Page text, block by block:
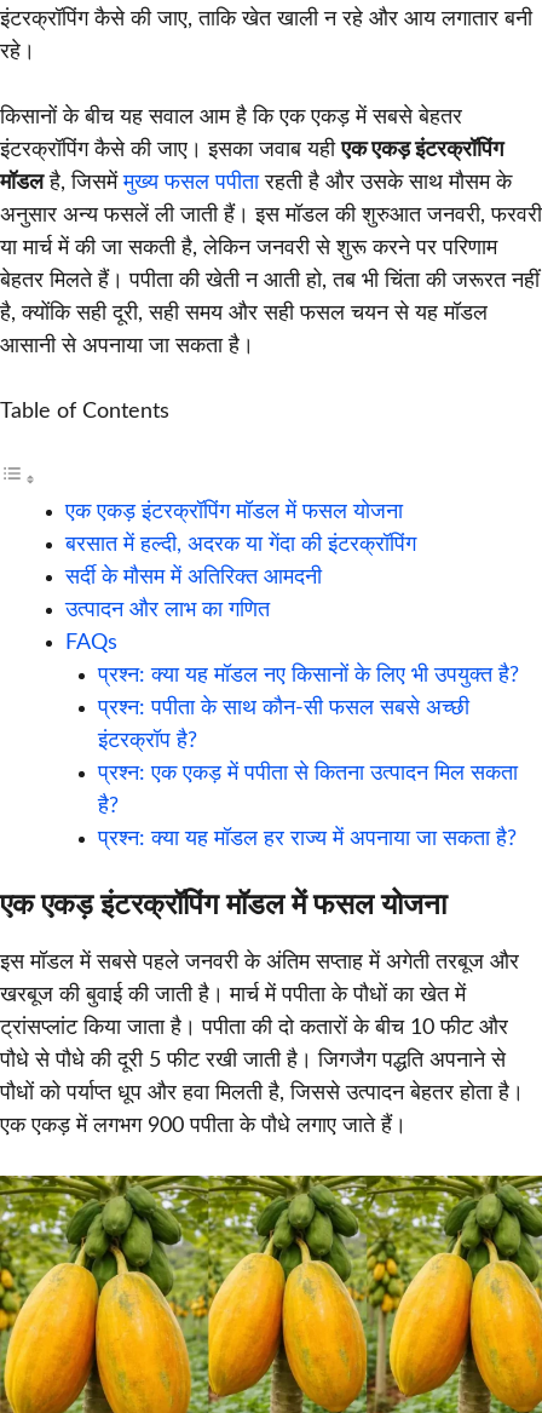
इंटरक्रॉपिंग कैसे की जाए, ताकि खेत खाली न रहे और आय लगातार बनी
रहे।
किसानों के बीच यह सवाल आम है कि एक एकड़ में सबसे बेहतर
इंटरक्रॉपिंग कैसे की जाए। इसका जवाब यहीएक एकड़ इंटरक्रॉपिंग
मॉडलहै, जिसमेंमुख्य फसल पपीतारहती है और उसके साथ मौसम के
अनुसार अन्य फसलें ली जाती हैं। इस मॉडल की शुरुआत जनवरी, फरवरी
या मार्च में की जा सकती है, लेकिन जनवरी से शुरू करने पर परिणाम
बेहतर मिलते हैं। पपीता की खेती न आती हो, तब भी चिंता की जरूरत नहीं
है, क्योंकि सही दूरी, सही समय और सही फसल चयन से यह मॉडल
आसानी से अपनाया जा सकता है।
Table of Contents
एक एकड़ इंटरक्रॉपिंग मॉडल में फसल योजना
बरसात में हल्दी, अदरक या गेंदा की इंटरक्रॉपिंग
सर्दी के मौसम में अतिरिक्त आमदनी
उत्पादन और लाभ का गणित
FAQs
प्रश्न: क्या यह मॉडल नए किसानों के लिए भी उपयुक्त है?
प्रश्न: पपीता के साथ कौन-सी फसल सबसे अच्छी
इंटरक्रॉप है?
प्रश्न: एक एकड़ में पपीता से कितना उत्पादन मिल सकता
है?
प्रश्न: क्या यह मॉडल हर राज्य में अपनाया जा सकता है?
एक एकड़ इंटरक्रॉपिंग मॉडल में फसल योजना
इस मॉडल में सबसे पहले जनवरी के अंतिम सप्ताह में अगेती तरबूज और
खरबूज की बुवाई की जाती है। मार्च में पपीता के पौधों का खेत में
ट्रांसप्लांट किया जाता है। पपीता की दो कतारों के बीच 10 फीट और
पौधे से पौधे की दूरी 5 फीट रखी जाती है। जिगजैग पद्धति अपनाने से
पौधों को पर्याप्त धूप और हवा मिलती है, जिससे उत्पादन बेहतर होता है।
एक एकड़ में लगभग 900 पपीता के पौधे लगाए जाते हैं।